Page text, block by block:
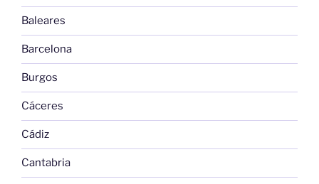
Baleares
Barcelona
Burgos
Cáceres
Cádiz
Cantabria